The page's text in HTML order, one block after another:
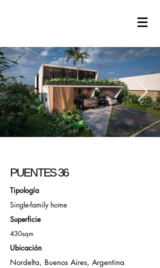
PUENTES 36
Tipología
Single-family home
Superficie
430sqm
Ubicación
Nordelta, Buenos Aires, Argentina